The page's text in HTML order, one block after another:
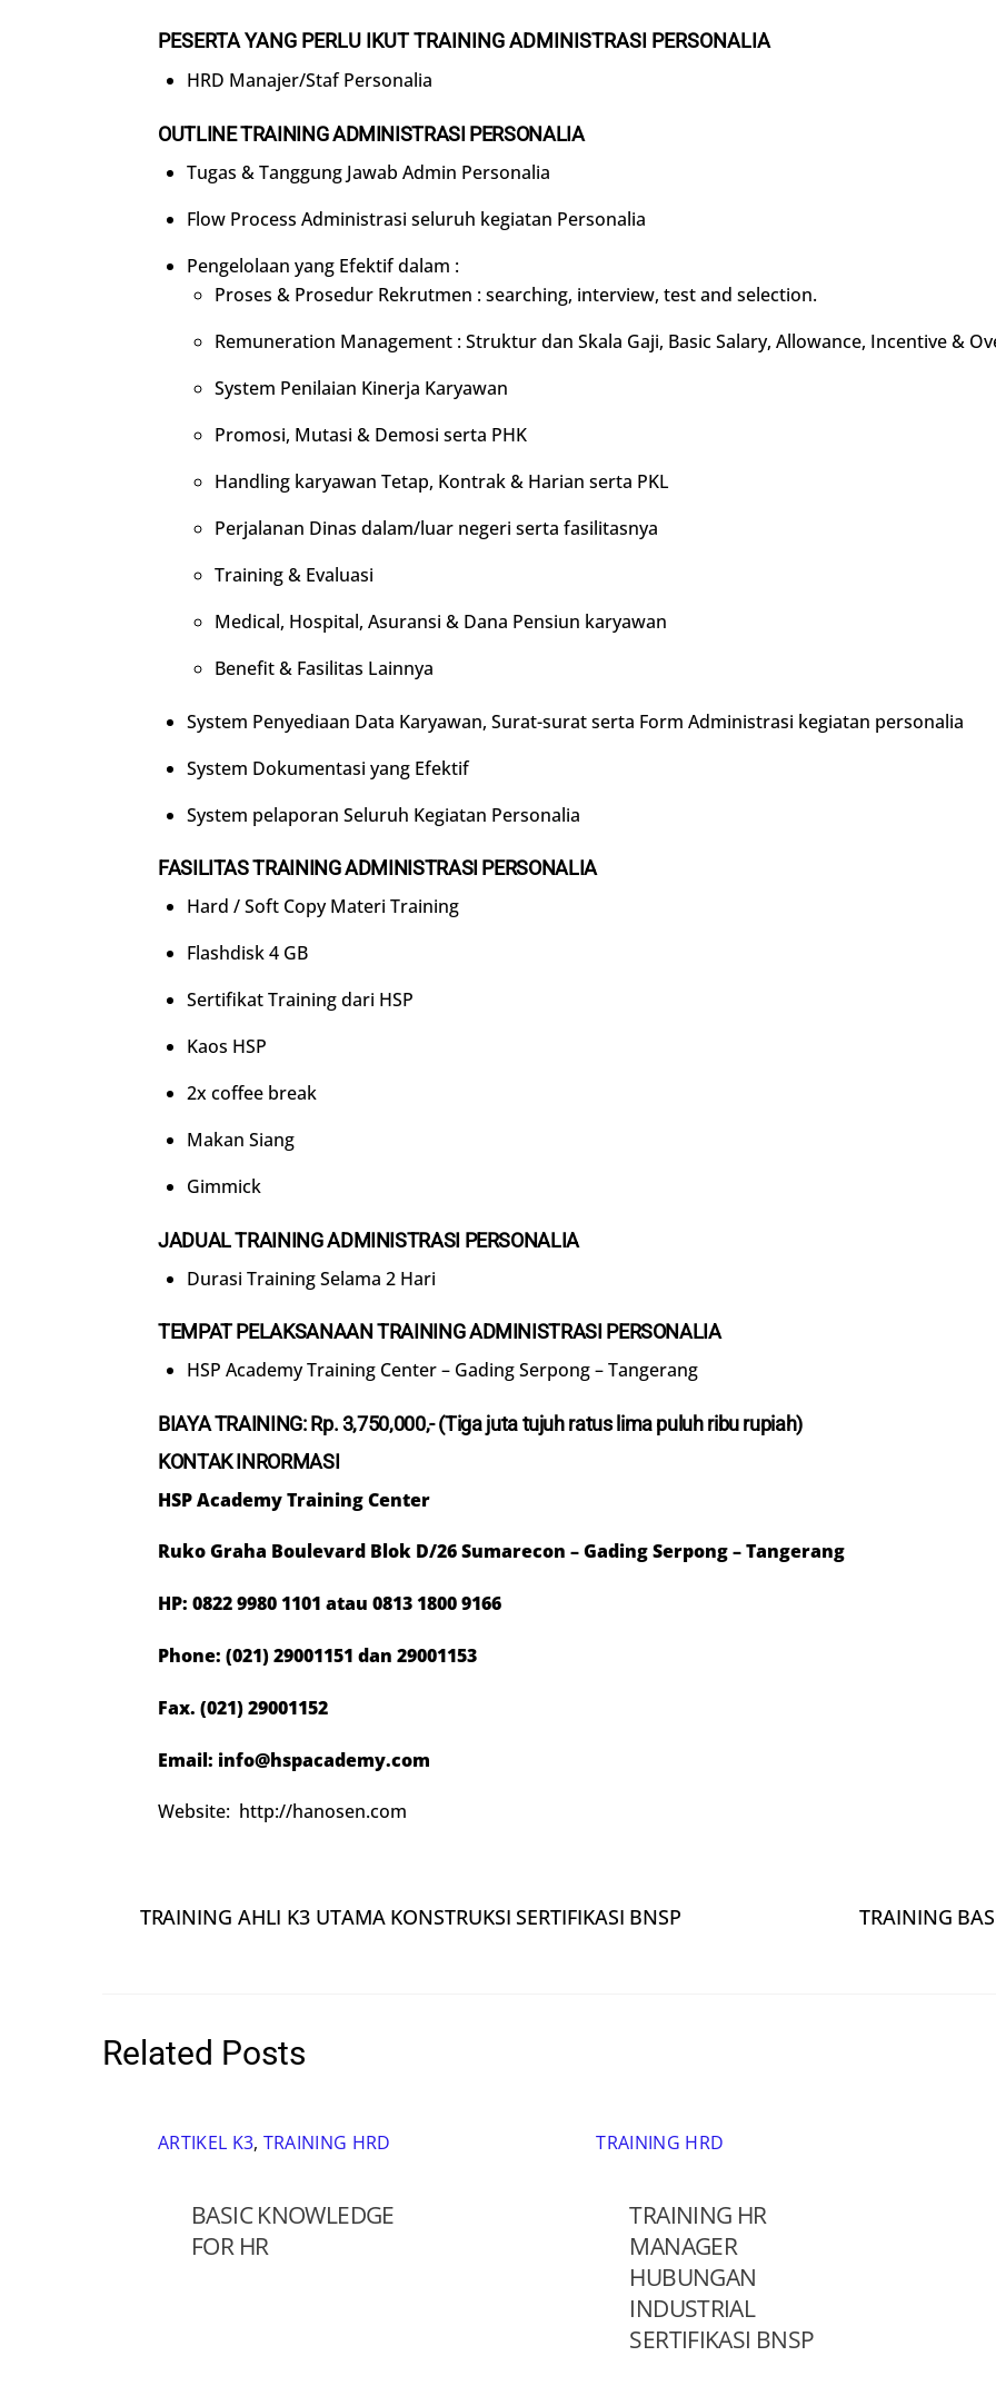
PESERTA YANG PERLU IKUTTRAININGADMINISTRASI PERSONALIA
HRD Manajer/Staf Personalia
OUTLINETRAININGADMINISTRASI PERSONALIA
Tugas & Tanggung Jawab Admin Personalia
Flow Process Administrasi seluruh kegiatan Personalia
Pengelolaan yang Efektif dalam :
Proses & Prosedur Rekrutmen : searching, interview, test and selection.
Remuneration Management : Struktur dan Skala Gaji, Basic Salary, Allowance, Incentive &
System Penilaian Kinerja Karyawan
Promosi, Mutasi & Demosi serta PHK
Handling karyawan Tetap, Kontrak & Harian serta PKL
Perjalanan Dinas dalam/luar negeri serta fasilitasnya
Training & Evaluasi
Medical, Hospital, Asuransi & Dana Pensiun karyawan
Benefit & Fasilitas Lainnya
System Penyediaan Data Karyawan, Surat-surat serta Form Administrasi kegiatan personalia
System Dokumentasi yang Efektif
System pelaporan Seluruh Kegiatan Personalia
FASILITASTRAININGADMINISTRASI PERSONALIA
Hard / Soft Copy Materi Training
Flashdisk 4 GB
Sertifikat Training dari HSP
Kaos HSP
2x coffee break
Makan Siang
Gimmick
JADUALTRAININGADMINISTRASI PERSONALIA
Durasi Training Selama 2 Hari
TEMPAT PELAKSANAANTRAININGADMINISTRASI PERSONALIA
HSP Academy Training Center – Gading Serpong – Tangerang
BIAYA TRAINING: Rp.3,750,000,- (Tigajutatujuhratuslima puluhribu rupiah)
KONTAK INRORMASI
HSP Academy Training Center
Ruko Graha Boulevard Blok D/26 Sumarecon – Gading Serpong – Tangerang
HP: 0822 9980 1101 atau 0813 1800 9166
Phone: (021) 29001151 dan 29001153
Fax. (021) 29001152
Email: info@hspacademy.com
Website: http://hanosen.com
TRAINING AHLI K3 UTAMA KONSTRUKSI SERTIFIKASI BNSP TRAINING
Related Posts
ARTIKEL K3, TRAINING HRD
BASIC KNOWLEDGE
FOR HR
TRAINING HRD
TRAINING HR
MANAGER
HUBUNGAN
INDUSTRIAL
SERTIFIKASI BNSP